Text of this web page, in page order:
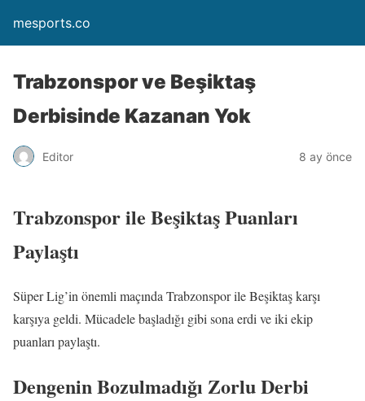
mesports.co
Trabzonspor ve Beşiktaş
Derbisinde Kazanan Yok
Editor 8 ay önce
Trabzonspor ile Beşiktaş Puanları
Paylaştı
Süper Lig’in önemli maçında Trabzonspor ile Beşiktaş karşı
karşıya geldi. Mücadele başladığı gibi sona erdi ve iki ekip
puanları paylaştı.
Dengenin Bozulmadığı Zorlu Derbi